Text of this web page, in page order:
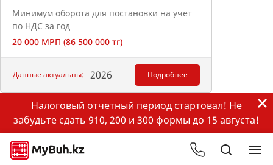
Минимум оборота для постановки на учет
по НДС за год
20 000 МРП (86 500 000 тг)
Данные актуальны: 2026 Подробнее
Налоговый отчетный период стартовал! Не
забудьте сдать 910, 200 и 300 формы до 15 августа!